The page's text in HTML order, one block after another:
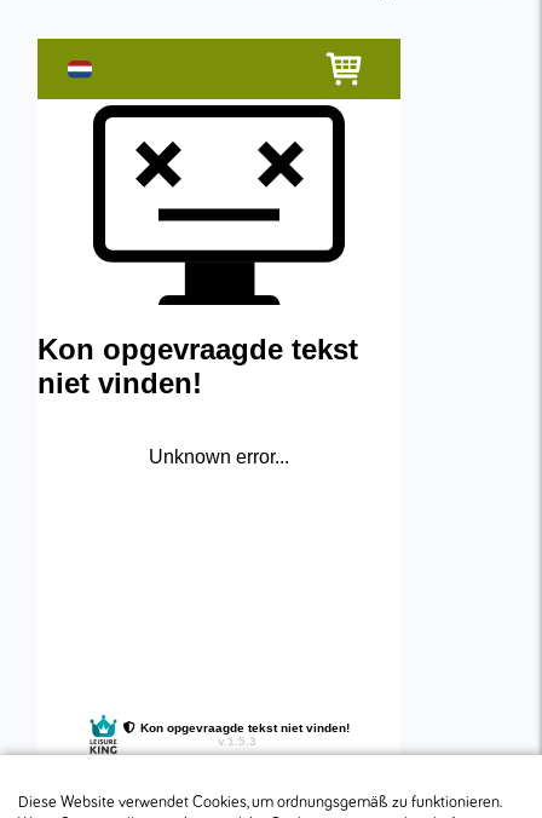
Diese Website verwendet Cookies, um ordnungsgemäß zu funktionieren.